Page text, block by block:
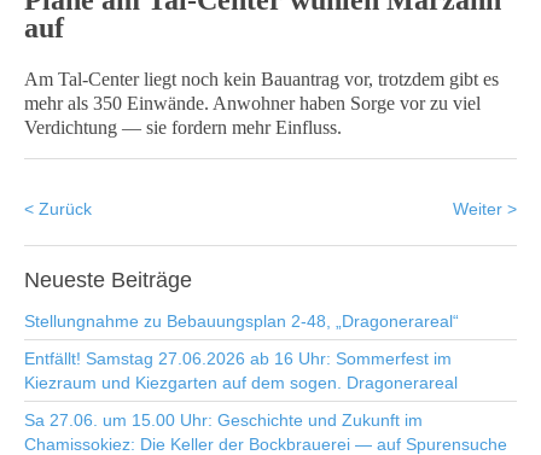
auf
Am Tal-Center liegt noch kein Bauantrag vor, trotzdem gibt es
mehr als 350 Einwände. Anwohner haben Sorge vor zu viel
Verdichtung — sie fordern mehr Einfluss.
< Zurück Weiter >
Neueste Beiträge
Stellungnahme zu Bebauungsplan 2-48, „Dragonerareal“
Entfällt! Samstag 27.06.2026 ab 16 Uhr: Sommerfest im
Kiezraum und Kiezgarten auf dem sogen. Dragonerareal
Sa 27.06. um 15.00 Uhr: Geschichte und Zukunft im
Chamissokiez: Die Keller der Bockbrauerei — auf Spurensuche